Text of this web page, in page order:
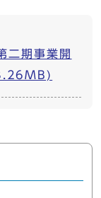
二期事業開